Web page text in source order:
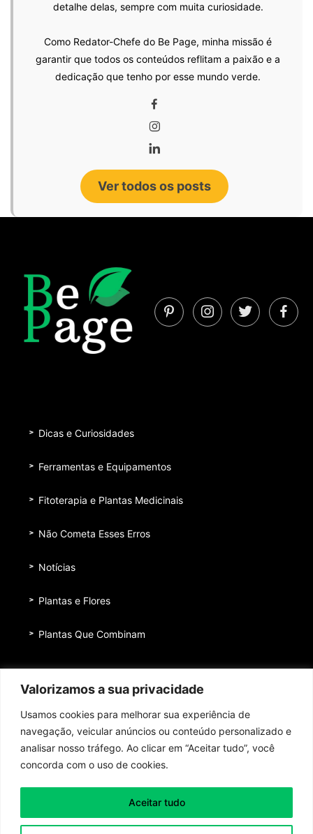
Valorizamos a sua privacidade
Usamos cookies para melhorar sua experiência de
navegação, veicular anúncios ou conteúdo personalizado e
analisar nosso tráfego. Ao clicar em “Aceitar tudo”, você
concorda com o uso de cookies.
Aceitar tudo
detalhe delas, sempre com muita curiosidade.
Como Redator-Chefe do Be Page, minha missão é
garantir que todos os conteúdos reflitam a paixão e a
dedicação que tenho por esse mundo verde.
Ver todos os posts
Dicas e Curiosidades
Ferramentas e Equipamentos
Fitoterapia e Plantas Medicinais
Não Cometa Esses Erros
Notícias
Plantas e Flores
Plantas Que Combinam
Quem nos patrocina
Contato
Toda honra e toda glória ao Senhor Jesus Cristo!